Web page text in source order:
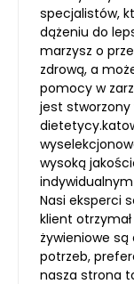
specjalistów,
dążeniu do
marzysz o
zdrową, a
pomocy w
jest stworzony
wysoką
Nasi eksperci
klient
żywieniowe
potrzeb,
nasza strona